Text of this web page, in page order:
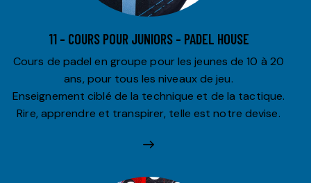
11 – COURS POUR JUNIORS – PADEL HOUSE
Cours de padel en groupe pour les jeunes de 10 à 20
ans, pour tous les niveaux de jeu.
Enseignement ciblé de la technique et de la tactique.
Rire, apprendre et transpirer, telle est notre devise.